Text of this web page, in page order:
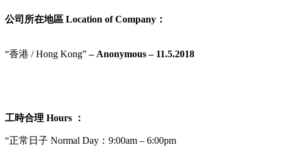
公司所在地區 Location of Company：
“香港 / Hong Kong”– Anonymous – 11.5.2018
工時合理 Hours ：
“正常日子 Normal Day：9:00am – 6:00pm